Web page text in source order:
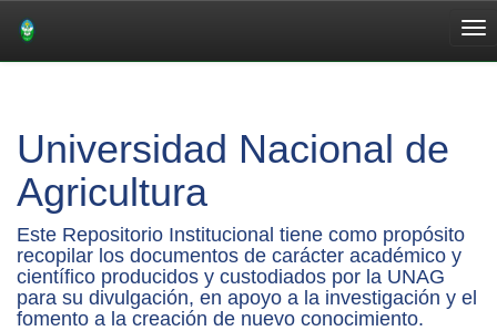
Universidad Nacional de
Agricultura
Este Repositorio Institucional tiene como propósito
recopilar los documentos de carácter académico y
científico producidos y custodiados por la UNAG
para su divulgación, en apoyo a la investigación y el
fomento a la creación de nuevo conocimiento.